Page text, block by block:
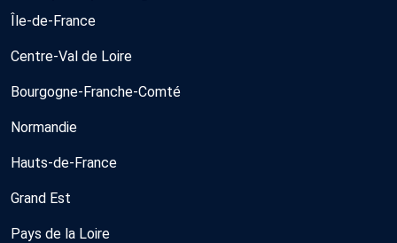
Île-de-France
Centre-Val de Loire
Bourgogne-Franche-Comté
Normandie
Hauts-de-France
Grand Est
Pays de la Loire